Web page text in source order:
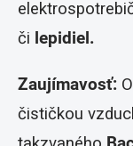
či lepidiel.
Zaujímavosť:
čističkou